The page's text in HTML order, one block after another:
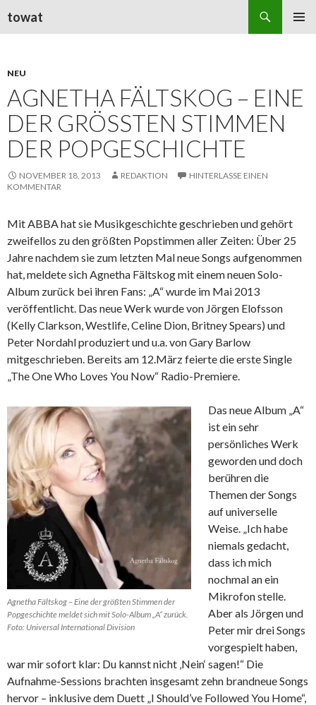
towat
NEU
AGNETHA FÄLTSKOG – EINE
DER GRÖSSTEN STIMMEN D
ER POPGESCHICHTE
NOVEMBER 18, 2013 REDAKTION
HINTERLASSE EINEN
KOMMENTAR
Mit ABBA hat sie Musikgeschichte geschrieben und gehört
zweifellos zu den größten Popstimmen aller Zeiten: Über 25
Jahre nachdem sie zum letzten Mal neue Songs aufgenommen
hat, meldete sich Agnetha Fältskog mit einem neuen Solo-
Album zurück bei ihren Fans: „A“ wurde im Mai 2013
veröffentlicht. Das neue Werk wurde von Jörgen Elofsson
(Kelly Clarkson, Westlife, Celine Dion, Britney Spears) und
Peter Nordahl produziert und u.a. von Gary Barlow
mitgeschrieben. Bereits am 12.März feierte die erste Single
„The One Who Loves You Now“ Radio-Premiere.
Agnetha Fältskog – Eine der größten Stimmen der
Popgeschichte meldet sich mit Solo-Album „A“ zurück.
Foto: Universal International Division
Das neue Album „A“
ist ein sehr
persönliches Werk
geworden und doch
berühren die
Themen der Songs
auf universelle
Weise. „Ich habe
niemals gedacht,
dass ich mich
nochmal an ein
Mikrofon stelle.
Aber als Jörgen und
Peter mir drei Songs
vorgespielt haben,
war mir sofort klar: Du kannst nicht ‚Nein‘ sagen!“ Die
Aufnahme-Sessions brachten insgesamt zehn brandneue Songs
hervor – inklusive dem Duett „I Should’ve Followed You Home“,